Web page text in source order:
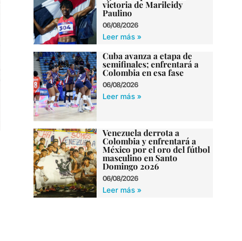
victoria de Marileidy
Paulino
06/08/2026
Leer más »
Cuba avanza a etapa de
semifinales; enfrentará a
Colombia en esa fase
06/08/2026
Leer más »
Venezuela derrota a
Colombia y enfrentará a
México por el oro del fútbol
masculino en Santo
Domingo 2026
06/08/2026
Leer más »